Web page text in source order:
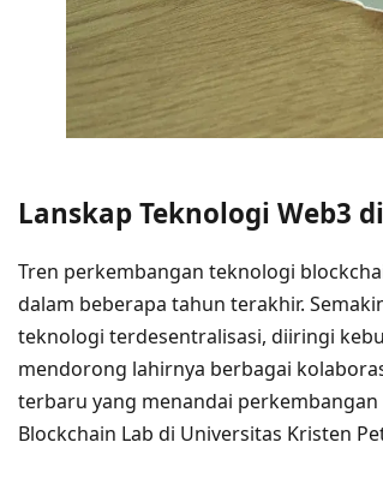
Lanskap Teknologi Web3
Tren perkembangan teknologi
dalam beberapa tahun terakhir.
teknologi terdesentralisasi, diiringi
mendorong lahirnya berbagai
terbaru yang menandai perkembangan
Blockchain Lab di Universitas Kristen